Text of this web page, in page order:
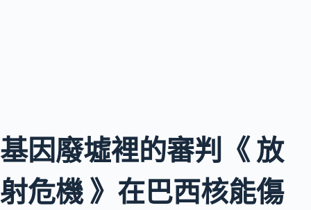
基因廢墟裡的審判《 放
射危機 》在巴西核能傷